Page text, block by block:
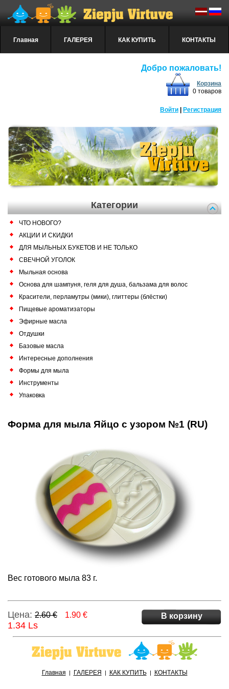
Главная ГАЛЕРЕЯ КАК КУПИТЬ КОНТАКТЫ
Добро пожаловать!
Корзина
0 товаров
Войти Регистрация
Категории
ЧТО НОВОГО?
АКЦИИ И СКИДКИ
ДЛЯ МЫЛЬНЫХ БУКЕТОВ И НЕ ТОЛЬКО
СВЕЧНОЙ УГОЛОК
Мыльная основа
Основа для шампуня, геля для душа, бальзама для волос
Красители, перламутры (мики), глиттеры (блёстки)
Пищевые ароматизаторы
Эфирные масла
Отдушки
Базовые масла
Интересные дополнения
Формы для мыла
Инструменты
Упаковка
Форма для мыла Яйцо с узором №1 (RU)
Вес готового мыла 83 г.
Цена: 2.60 € 1.90 €
1.34 Ls
В корзину
Главная | ГАЛЕРЕЯ | КАК КУПИТЬ | КОНТАКТЫ